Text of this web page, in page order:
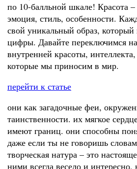
по 10-балльной шкале! Красота
эмоция, стиль, особенности.
свой уникальный образ, который
цифры. Давайте переключимся
внутренней красоты,
которые мы приносим в мир.
перейти к статье
они как загадочные феи,
таинственности. их мягкое
имеют границ. они способны
даже если ты не говоришь
творческая натура – это
ними всегда весело и интересно,